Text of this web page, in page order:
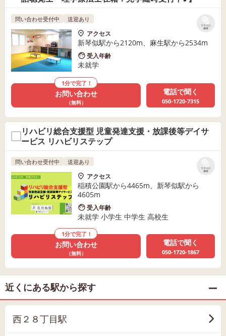
リストに
保存
問い合わせ受付中 送迎あり
アクセス
新琴似駅から2120m、麻生駅から2534m
受入年齢
未就学
1分で完了！
お問い合わせ
（無料）
電話で聞く
050-1720-7315
リハビリ総合支援型 児童発達支援・放課後等デイサ
ービス リハビリステップ
リストに
保存
問い合わせ受付中 送迎あり
アクセス
稲積公園駅から4465m、新琴似駅から
4605m
受入年齢
未就学 小学生 中学生 高校生
1分で完了！
お問い合わせ
（無料）
電話で聞く
050-1720-1867
近くにある駅から探す
西２８丁目駅